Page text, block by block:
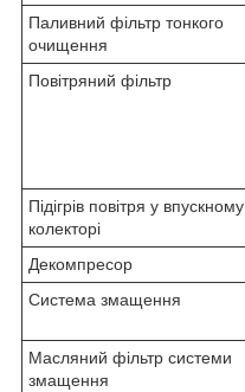
Паливний фільтр тонкого
очищення
Повітряний фільтр
Підігрів повітря у впускному
колекторі
Декомпресор
Система змащення
Масляний фільтр системи
змащення